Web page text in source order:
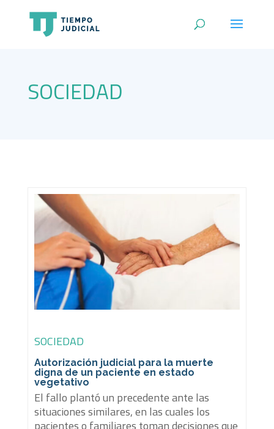
SOCIEDAD
SOCIEDAD
Autorización judicial para la muerte
digna de un paciente en estado
vegetativo
El fallo plantó un precedente ante las
situaciones similares, en las cuales los